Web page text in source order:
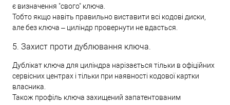
є визначення "свого" ключа.
Тобто якщо навіть правильно виставити всі кодові диски,
але без ключа – циліндр провернути не вдасться.
5. Захист проти дублювання ключа.
Дублікат ключа для циліндра нарізається тільки в офіційних
сервісних центрах і тільки при наявності кодової картки
власника.
Також профіль ключа захищений запатентованим